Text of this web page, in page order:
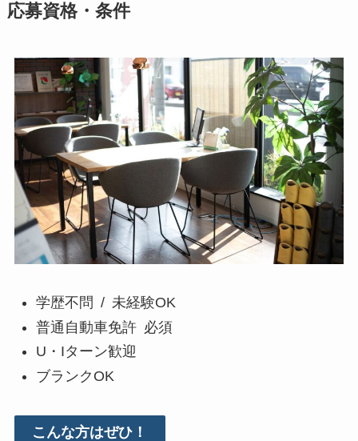
応募資格・条件
学歴不問 / 未経験OK
普通自動車免許 必須
U・Iターン歓迎
ブランクOK
こんな方はぜひ！